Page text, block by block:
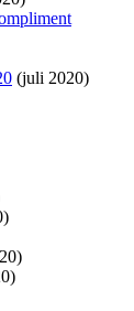
(juli 2020)